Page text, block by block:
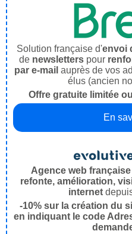
Solution française d'envoi
de newsletters pour
par e-mail auprès de vos
élus (ancien
Offre gratuite limitée
En
Agence web française
refonte, amélioration,
internet
-10% sur la création du
en indiquant le code